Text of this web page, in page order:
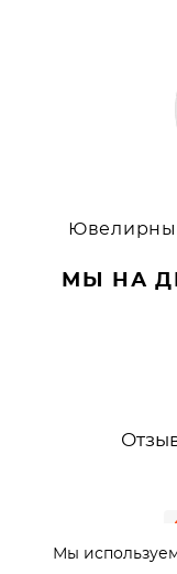
Мы
МЫ НА